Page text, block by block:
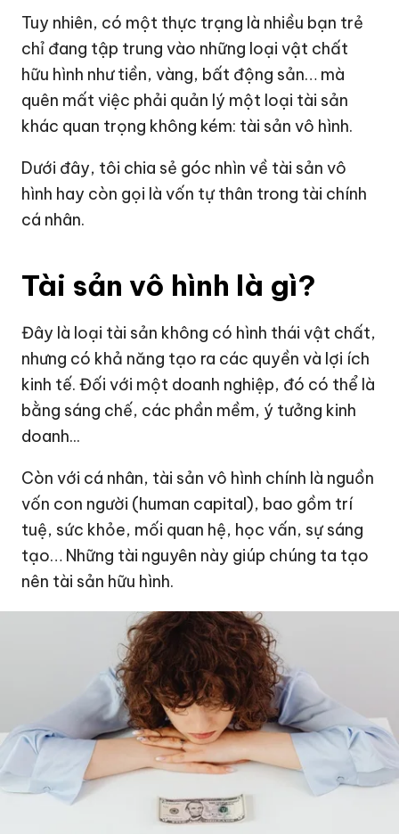
Tuy nhiên, có một thực trạng là nhiều bạn trẻ
chỉ đang tập trung vào những loại vật chất
hữu hình như tiền, vàng, bất động sản… mà
quên mất việc phải quản lý một loại tài sản
khác quan trọng không kém: tài sản vô hình.
Dưới đây, tôi chia sẻ góc nhìn về tài sản vô
hình hay còn gọi là vốn tự thân trong tài chính
cá nhân.
Tài sản vô hình là gì?
Đây là loại tài sản không có hình thái vật chất,
nhưng có khả năng tạo ra các quyền và lợi ích
kinh tế. Đối với một doanh nghiệp, đó có thể là
bằng sáng chế, các phần mềm, ý tưởng kinh
doanh...
Còn với cá nhân, tài sản vô hình chính là nguồn
vốn con người (human capital), bao gồm trí
tuệ, sức khỏe, mối quan hệ, học vấn, sự sáng
tạo… Những tài nguyên này giúp chúng ta tạo
nên tài sản hữu hình.